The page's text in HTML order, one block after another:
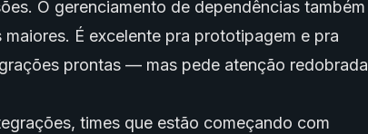
O gerenciamento de dependências também
É excelente pra prototipagem e pra
prontas — mas pede atenção redobrada
times que estão começando com